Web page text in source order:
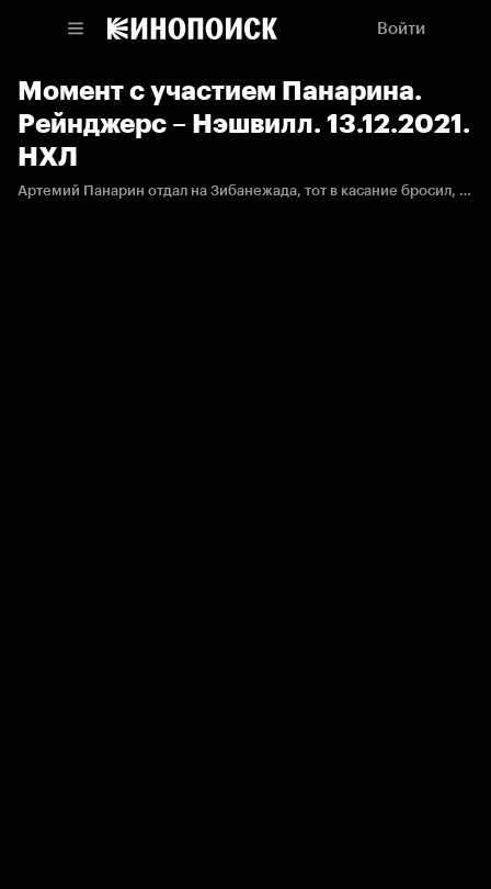
Войти
Момент с участием Панарина.
Рейнджерс – Нэшвилл. 13.12.2021.
НХЛ
Артемий Панарин отдал на Зибанежада, тот в касание бросил, но попал в партнёра.